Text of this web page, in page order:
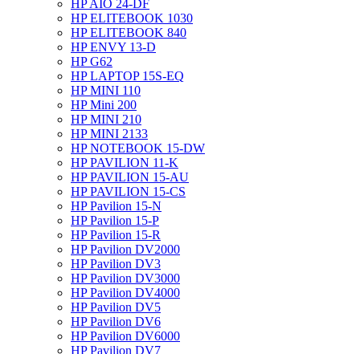
HP AIO 24-DF
HP ELITEBOOK 1030
HP ELITEBOOK 840
HP ENVY 13-D
HP G62
HP LAPTOP 15S-EQ
HP MINI 110
HP Mini 200
HP MINI 210
HP MINI 2133
HP NOTEBOOK 15-DW
HP PAVILION 11-K
HP PAVILION 15-AU
HP PAVILION 15-CS
HP Pavilion 15-N
HP Pavilion 15-P
HP Pavilion 15-R
HP Pavilion DV2000
HP Pavilion DV3
HP Pavilion DV3000
HP Pavilion DV4000
HP Pavilion DV5
HP Pavilion DV6
HP Pavilion DV6000
HP Pavilion DV7